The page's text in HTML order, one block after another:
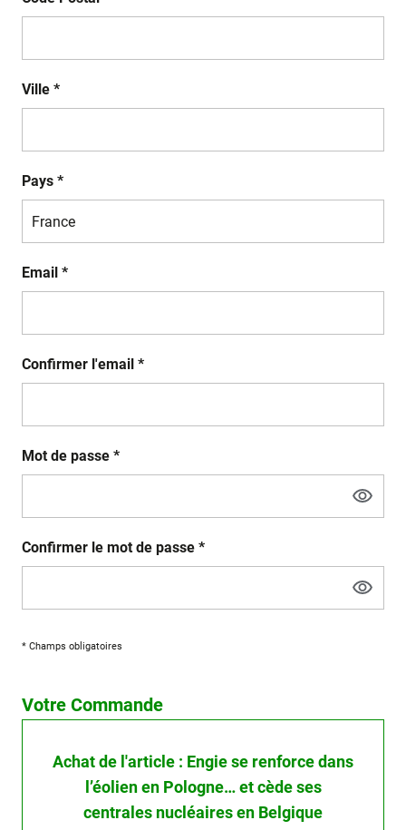
Ville *
Pays *
Email *
Confirmer l'email *
Mot de passe *
Confirmer le mot de passe *
* Champs obligatoires
Votre Commande
Achat de l'article : Engie se renforce dans
l’éolien en Pologne… et cède ses
centrales nucléaires en Belgique